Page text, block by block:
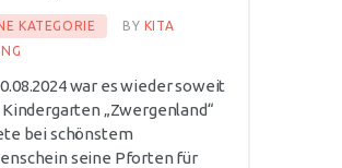
KATEGORIE BY KITA
war es wieder soweit
Kindergarten „Zwergenland“
bei schönstem
seine Pforten für